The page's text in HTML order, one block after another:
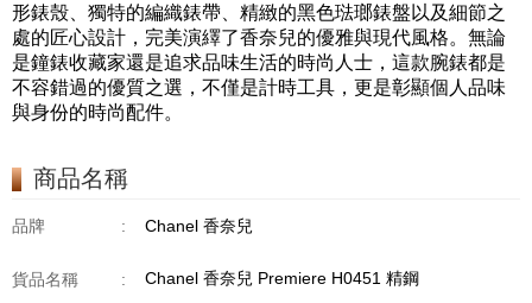
形錶殼、獨特的編織錶帶、精緻的黑色琺瑯錶盤以及細節之
處的匠心設計，完美演繹了香奈兒的優雅與現代風格。無論
是鐘錶收藏家還是追求品味生活的時尚人士，這款腕錶都是
不容錯過的優質之選，不僅是計時工具，更是彰顯個人品味
與身份的時尚配件。
商品名稱
品牌 : Chanel 香奈兒
貨品名稱 : Chanel 香奈兒 Premiere H0451 精鋼